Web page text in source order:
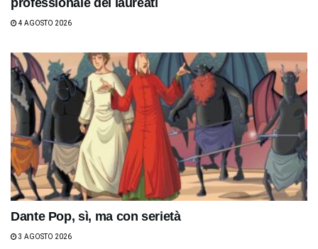
4 AGOSTO 2026
Dante Pop, sì, ma con serietà
3 AGOSTO 2026